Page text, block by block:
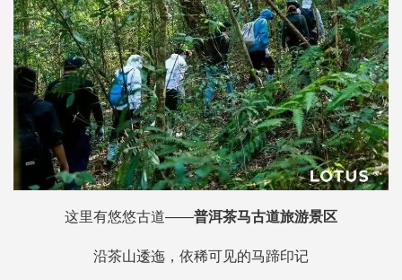
这里有悠悠古道——普洱茶马古道旅游景区
沿茶山逶迤，依稀可见的马蹄印记